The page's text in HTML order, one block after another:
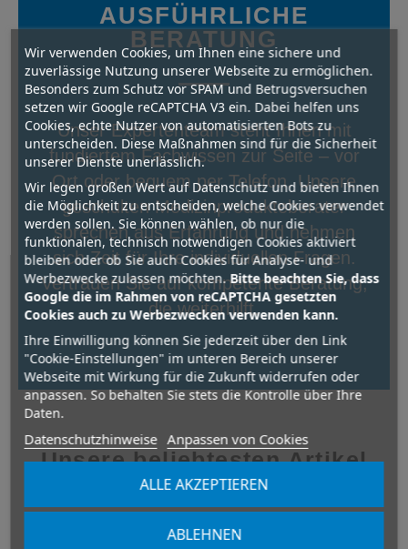
AUSFÜHRLICHE
BERATUNG
Unser Expertenteam steht Ihnen mit
fundiertem Fachwissen zur Seite – vor
Ort oder bequem per Telefon. Unsere
geschulten Medizinprodukteberater
sprechen aus Erfahrung und nehmen
sich Zeit für Ihre individuellen Fragen.
Vertrauen Sie auf kompetente Beratung,
die weiterhilft.
Unsere beliebtesten Artikel
Wir verwenden Cookies, um Ihnen eine sichere und
zuverlässige Nutzung unserer Webseite zu ermöglichen.
Besonders zum Schutz vor SPAM und Betrugsversuchen
setzen wir Google reCAPTCHA V3 ein. Dabei helfen uns
Cookies, echte Nutzer von automatisierten Bots zu
unterscheiden. Diese Maßnahmen sind für die Sicherheit
unserer Dienste unerlässlich.
Wir legen großen Wert auf Datenschutz und bieten Ihnen
die Möglichkeit zu entscheiden, welche Cookies verwendet
werden sollen. Sie können wählen, ob nur die
funktionalen, technisch notwendigen Cookies aktiviert
bleiben oder ob Sie auch Cookies für Analyse- und
Werbezwecke zulassen möchten.Bitte beachten Sie, dass
Google die im Rahmen von reCAPTCHA gesetzten
Cookies auch zu Werbezwecken verwenden kann.
Ihre Einwilligung können Sie jederzeit über den Link
"Cookie-Einstellungen" im unteren Bereich unserer
Webseite mit Wirkung für die Zukunft widerrufen oder
anpassen. So behalten Sie stets die Kontrolle über Ihre
Daten.
Datenschutzhinweise Anpassen von Cookies
ABLEHNEN
ALLE AKZEPTIEREN